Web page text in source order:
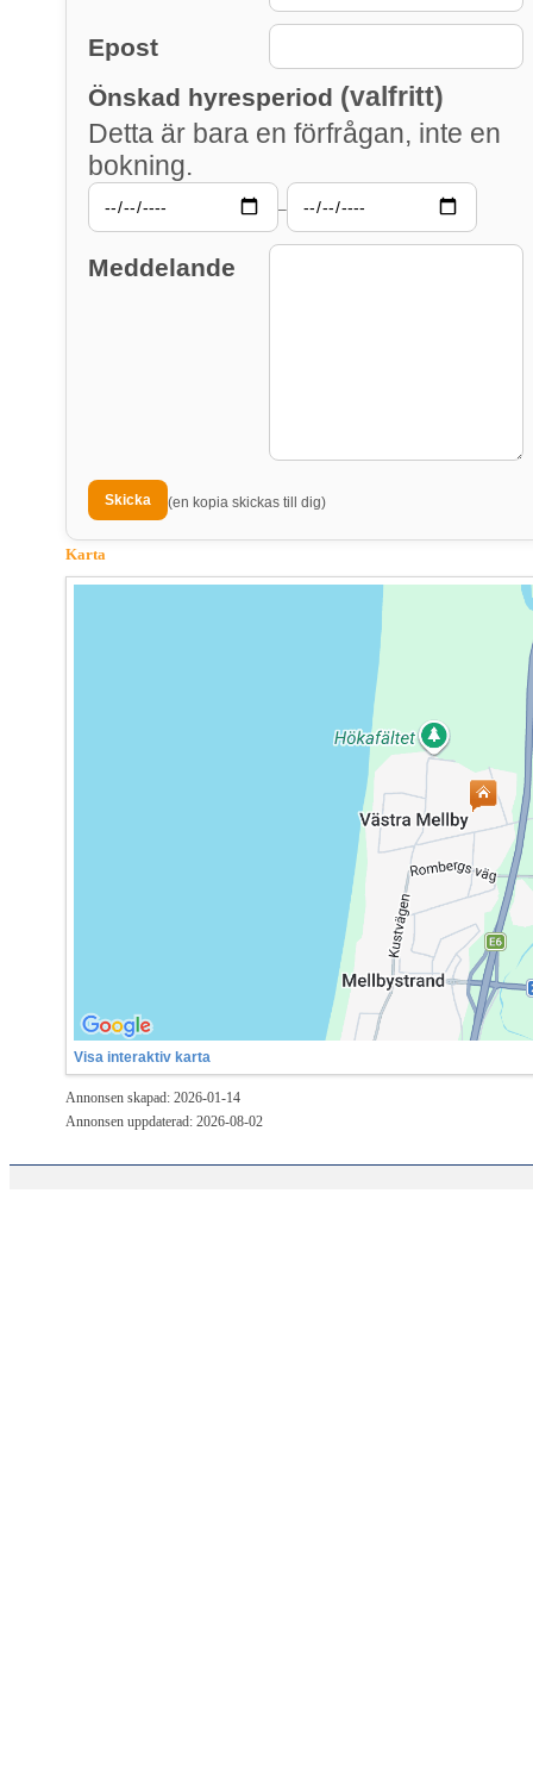
Epost
Önskad hyresperiod (valfritt)
Detta är bara en förfrågan, inte en
bokning.
–
Meddelande
(en kopia skickas till dig)
Karta
Visa interaktiv karta
Annonsen skapad: 2026-01-14
Annonsen uppdaterad: 2026-08-02